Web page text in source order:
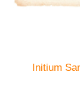
Initium